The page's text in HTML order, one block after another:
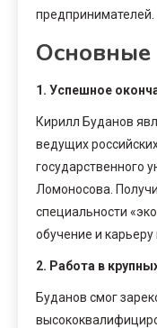
предпринимателей.
Основные
1. Успешное
Кирилл Буданов
ведущих
государственного
Ломоносова.
специальности
обучение и карьеру
2. Работа в
Буданов смог